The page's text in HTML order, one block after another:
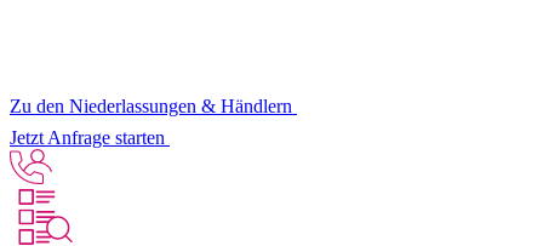
Zu den Niederlassungen & Händlern
Jetzt Anfrage starten